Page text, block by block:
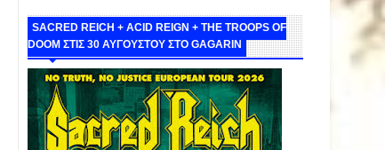
SACRED REICH + ACID REIGN + THE TROOPS OF
DOOM ΣΤΙΣ 30 ΑΥΓΟΥΣΤΟΥ ΣΤΟ GAGARIN